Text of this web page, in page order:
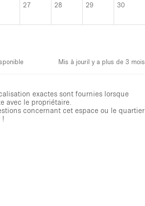
27 28 29 30
Mis à jouril y a plus de 3 mois
exactes sont fournies lorsque
avec le propriétaire.
concernant cet espace ou le quartier
!